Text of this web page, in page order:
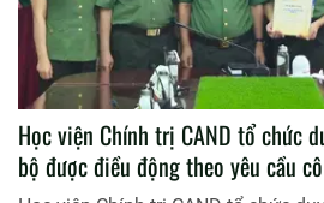
Học viện Chính trị CAND tổ chức
bộ được điều động theo yêu cầu